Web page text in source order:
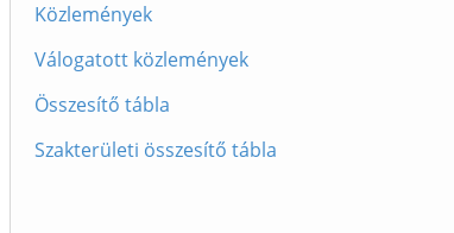
Közlemények
Válogatott közlemények
Összesítő tábla
Szakterületi összesítő tábla